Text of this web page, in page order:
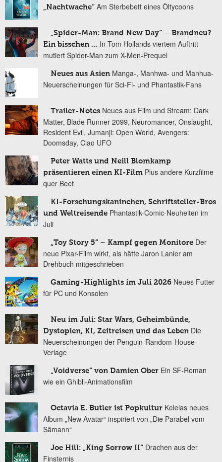
„Nachtwache“ Am Sterbebett eines Öltycoons
„Spider-Man: Brand New Day“ – Brandneu?
Ein bisschen … In Tom Hollands viertem Auftritt
mutiert Spider-Man zum X-Men-Prequel
Neues aus Asien Manga-, Manhwa- und Manhua-
Neuerscheinungen für Sci-Fi- und Phantastik-Fans
Trailer-Notes Neues aus Film und Stream: Dark
Matter, Blade Runner 2099, Neuromancer, Onslaught,
Resident Evil, Jumanji: Open World, Avengers:
Doomsday, Ciao UFO
Peter Watts und Neill Blomkamp
präsentieren einen KI-Film Plus andere Kurzfilme
quer Beet
KI-Forschungskaninchen, Schriftsteller-Bros
und Weltreisende Phantastik-Comic-Neuheiten im
Juli
„Toy Story 5“ – Kampf gegen Monitore Der
neue Pixar-Film wirkt, als hätte Jaron Lanier am
Drehbuch mitgeschrieben
Gaming-Highlights im Juli 2026 Neues Futter
für PC und Konsolen
Neu im Juli: Star Wars, Geheimbünde,
Dystopien, KI, Zeitreisen und das Leben Die
Neuerscheinungen der Penguin-Random-House-
Verlage
„Voidverse“ von Damien Ober Ein SF-Roman
wie ein Ghibli-Animationsfilm
Octavia E. Butler ist Popkultur Kelelas neues
Album „New Avatar“ inspiriert von „Die Parabel vom
Sämann“
Joe Hill: „King Sorrow II“ Drachen aus der
Finsternis